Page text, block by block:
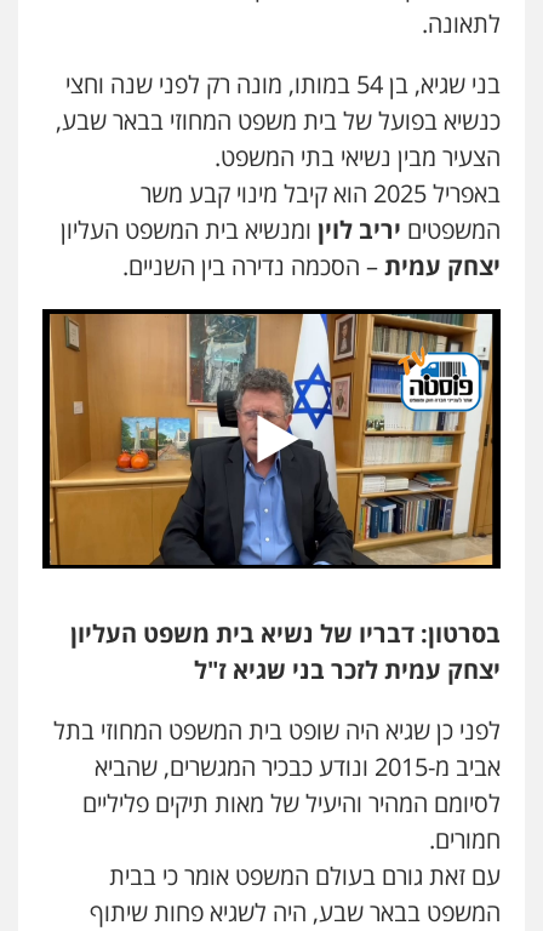
לתאונה.
בני שגיא, בן 54 במותו, מונה רק לפני שנה וחצי
כנשיא בפועל של בית משפט המחוזי בבאר שבע,
הצעיר מבין נשיאי בתי המשפט.
באפריל 2025 הוא קיבל מינוי קבע משר
המשפטים יריב לוין ומנשיא בית המשפט העליון
יצחק עמית– הסכמה נדירה בין השניים.
בסרטון: דבריו של נשיא בית משפט העליון
יצחק עמית לזכר בני שגיא ז"ל
לפני כן שגיא היה שופט בית המשפט המחוזי בתל
אביב מ-2015 ונודע כבכיר המגשרים, שהביא
לסיומם המהיר והיעיל של מאות תיקים פליליים
חמורים.
עם זאת גורם בעולם המשפט אומר כי בבית
המשפט בבאר שבע, היה לשגיא פחות שיתוף